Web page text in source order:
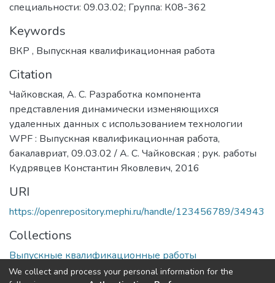
специальности: 09.03.02; Группа: К08-362
Keywords
ВКР , Выпускная квалификационная работа
Citation
Чайковская, А. С. Разработка компонента
представления динамически изменяющихся
удаленных данных с использованием технологии
WPF : Выпускная квалификационная работа,
бакалавриат, 09.03.02 / А. С. Чайковская ; рук. работы
Кудрявцев Константин Яковлевич, 2016
URI
https://openrepository.mephi.ru/handle/123456789/34943
Collections
Выпускные квалификационные работы
We collect and process your personal information for the